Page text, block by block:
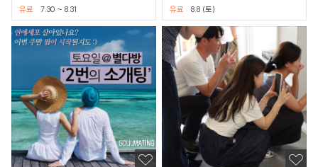
7.30 ~ 8.31
유료 8.8 (토)
유료